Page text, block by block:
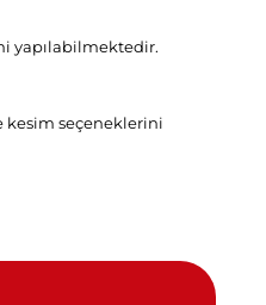
yapılabilmektedir.
kesim seçeneklerini